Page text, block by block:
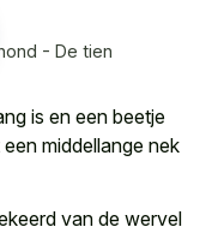
- De tien
is en een beetje
een middellange nek
van de wervel